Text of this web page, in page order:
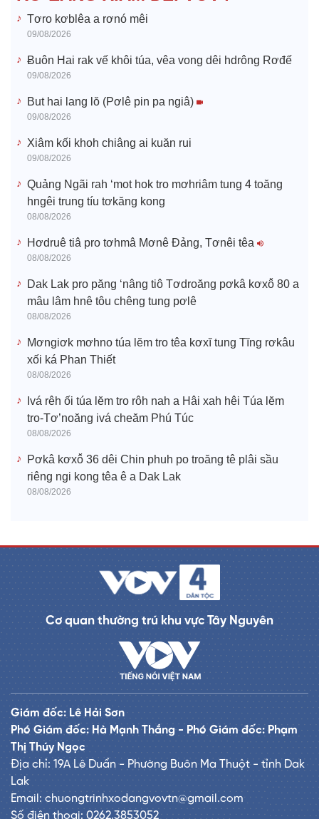
Tơro kơblêa a rơnó mêi
09/08/2026
Ƀuôn Hai rak vế khôi túa, vêa vong dêi hdrông Rơđế
09/08/2026
But hai lang lŏ (Pơlê pin pa ngiâ)
09/08/2026
Xiâm kối khoh chiâng ai kuăn rui
09/08/2026
Quảng Ngãi rah ‘mot hok tro mơhriâm tung 4 toăng
hngêi trung tíu tơkăng kong
08/08/2026
Hơdruê tiâ pro tơhmâ Mơnê Đảng, Tơnêi têa
08/08/2026
Dak Lak pro păng ‘nâng tiô Tơdroăng pơkâ kơxô̆ 80 a
mâu lâm hnê tôu chêng tung pơlê
08/08/2026
Mơngiơk mơhno túa lĕm tro têa kơxĭ tung Tĭng rơkâu
xối ká Phan Thiết
08/08/2026
Ivá rêh ối túa lĕm tro rôh nah a Hâi xah hêi Túa lĕm
tro-Tơ’noăng ivá cheăm Phú Túc
08/08/2026
Pơkâ kơxô̆ 36 dêi Chin phuh po troăng tê plâi sầu
riêng ngi kong têa ê a Dak Lak
08/08/2026
Cơ quan thường trú khu vực Tây Nguyên
Giám đốc: Lê Hải Sơn
Phó Giám đốc: Hà Mạnh Thắng - Phó Giám đốc: Phạm
Thị Thúy Ngọc
Địa chỉ: 19A Lê Duẩn - Phường Buôn Ma Thuột - tỉnh Dak
Lak
Email: chuongtrinhxodangvovtn@gmail.com
Số điện thoại: 0262.3853052